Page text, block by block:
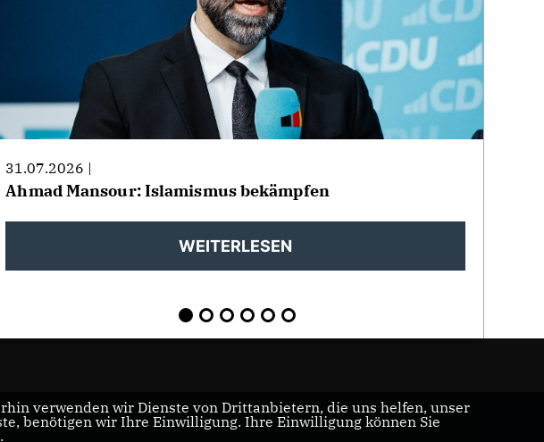
31.07.2026 |
Ahmad Mansour: Islamismus bekämpfen
WEITERLESEN
verwenden wir Dienste von Drittanbietern, die uns helfen, unser
benötigen wir Ihre Einwilligung. Ihre Einwilligung können Sie
.